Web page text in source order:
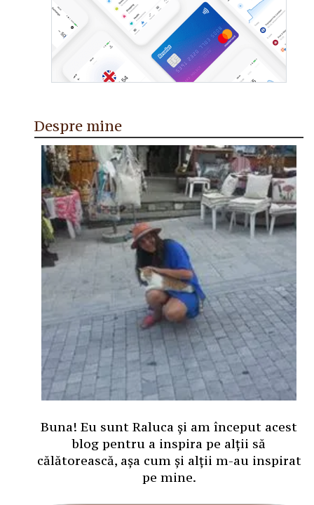
Despre mine
Buna! Eu sunt Raluca și am început acest
blog pentru a inspira pe alții să
călătorească, așa cum și alții m-au inspirat
pe mine.